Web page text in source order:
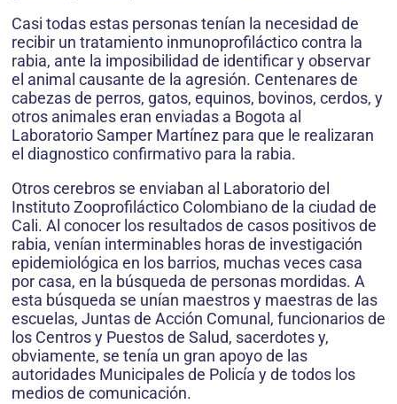
Casi todas estas personas tenían la necesidad de
recibir un tratamiento inmunoprofiláctico contra la
rabia, ante la imposibilidad de identificar y observar
el animal causante de la agresión. Centenares de
cabezas de perros, gatos, equinos, bovinos, cerdos, y
otros animales eran enviadas a Bogota al
Laboratorio Samper Martínez para que le realizaran
el diagnostico confirmativo para la rabia.
Otros cerebros se enviaban al Laboratorio del
Instituto Zooprofiláctico Colombiano de la ciudad de
Cali. Al conocer los resultados de casos positivos de
rabia, venían interminables horas de investigación
epidemiológica en los barrios, muchas veces casa
por casa, en la búsqueda de personas mordidas. A
esta búsqueda se unían maestros y maestras de las
escuelas, Juntas de Acción Comunal, funcionarios de
los Centros y Puestos de Salud, sacerdotes y,
obviamente, se tenía un gran apoyo de las
autoridades Municipales de Policía y de todos los
medios de comunicación.